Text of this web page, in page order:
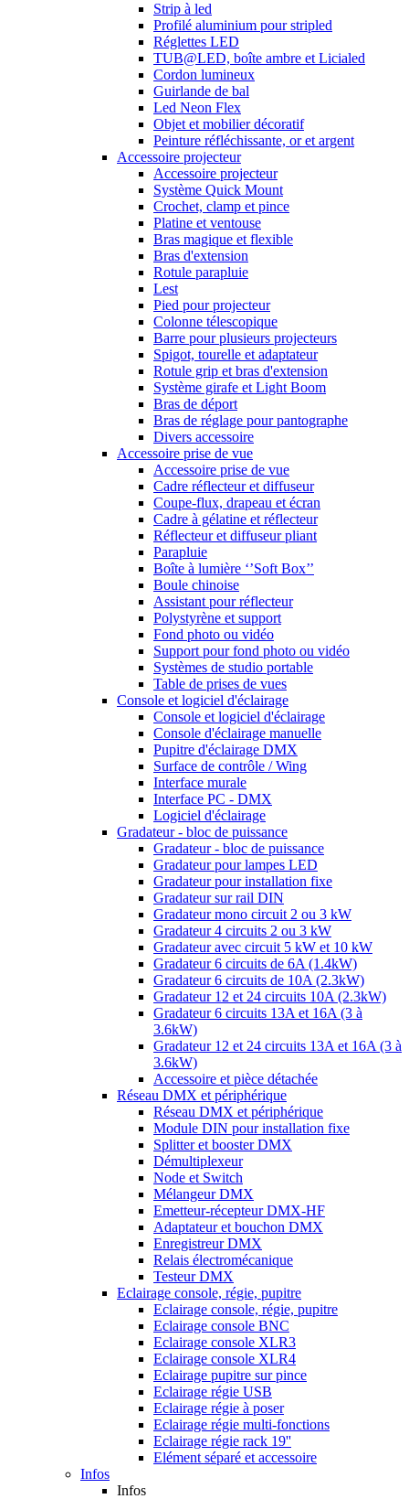
Strip à led
Profilé aluminium pour stripled
Réglettes LED
TUB@LED, boîte ambre et Licialed
Cordon lumineux
Guirlande de bal
Led Neon Flex
Objet et mobilier décoratif
Peinture réfléchissante, or et argent
Accessoire projecteur
Accessoire projecteur
Système Quick Mount
Crochet, clamp et pince
Platine et ventouse
Bras magique et flexible
Bras d'extension
Rotule parapluie
Lest
Pied pour projecteur
Colonne télescopique
Barre pour plusieurs projecteurs
Spigot, tourelle et adaptateur
Rotule grip et bras d'extension
Système girafe et Light Boom
Bras de déport
Bras de réglage pour pantographe
Divers accessoire
Accessoire prise de vue
Accessoire prise de vue
Cadre réflecteur et diffuseur
Coupe-flux, drapeau et écran
Cadre à gélatine et réflecteur
Réflecteur et diffuseur pliant
Parapluie
Boîte à lumière ‘’Soft Box’’
Boule chinoise
Assistant pour réflecteur
Polystyrène et support
Fond photo ou vidéo
Support pour fond photo ou vidéo
Systèmes de studio portable
Table de prises de vues
Console et logiciel d'éclairage
Console et logiciel d'éclairage
Console d'éclairage manuelle
Pupitre d'éclairage DMX
Surface de contrôle / Wing
Interface murale
Interface PC - DMX
Logiciel d'éclairage
Gradateur - bloc de puissance
Gradateur - bloc de puissance
Gradateur pour lampes LED
Gradateur pour installation fixe
Gradateur sur rail DIN
Gradateur mono circuit 2 ou 3 kW
Gradateur 4 circuits 2 ou 3 kW
Gradateur avec circuit 5 kW et 10 kW
Gradateur 6 circuits de 6A (1.4kW)
Gradateur 6 circuits de 10A (2.3kW)
Gradateur 12 et 24 circuits 10A (2.3kW)
Gradateur 6 circuits 13A et 16A (3 à
3.6kW)
Gradateur 12 et 24 circuits 13A et 16A (3 à
3.6kW)
Accessoire et pièce détachée
Réseau DMX et périphérique
Réseau DMX et périphérique
Module DIN pour installation fixe
Splitter et booster DMX
Démultiplexeur
Node et Switch
Mélangeur DMX
Emetteur-récepteur DMX-HF
Adaptateur et bouchon DMX
Enregistreur DMX
Relais électromécanique
Testeur DMX
Eclairage console, régie, pupitre
Eclairage console, régie, pupitre
Eclairage console BNC
Eclairage console XLR3
Eclairage console XLR4
Eclairage pupitre sur pince
Eclairage régie USB
Eclairage régie à poser
Eclairage régie multi-fonctions
Eclairage régie rack 19''
Elément séparé et accessoire
Infos
Infos